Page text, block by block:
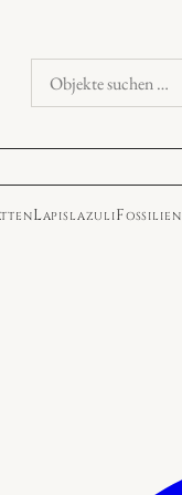
Objekte
suchen
LapislazuliFossilien